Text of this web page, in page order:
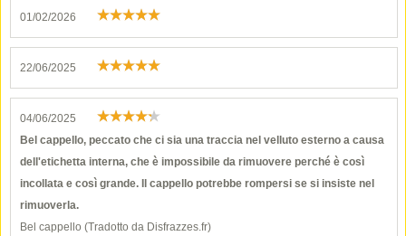
01/02/2026
22/06/2025
04/06/2025
Bel cappello, peccato che ci sia una traccia nel velluto esterno a causa
dell'etichetta interna, che è impossibile da rimuovere perché è così
incollata e così grande. Il cappello potrebbe rompersi se si insiste nel
rimuoverla.
Bel cappello (Tradotto da Disfrazzes.fr)